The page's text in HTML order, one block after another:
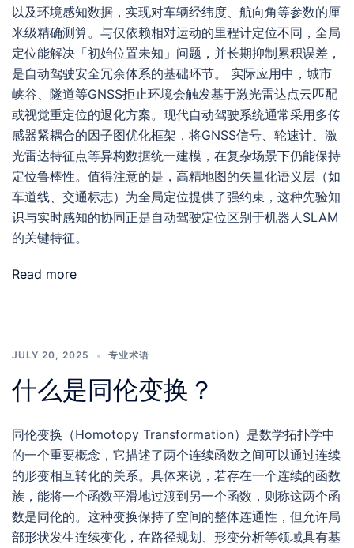
以及环境感知数据，实现对车辆经纬度、航向角等参数的厘
米级精确测算。与仅依赖相对运动的里程计定位不同，全局
定位能解决「初始位置未知」问题，并长期抑制累积误差，
是自动驾驶安全冗余体系的基础环节。 实际应用中，城市
峡谷、隧道等GNSS拒止环境会触发基于激光雷达点云匹配
或视觉重定位的退化方案。现代自动驾驶系统通常采用多传
感器紧耦合的因子图优化框架，将GNSS信号、轮速计、激
光雷达特征点等异构数据统一建模，在复杂场景下仍能保持
定位鲁棒性。值得注意的是，高精地图的矢量化语义层（如
车道线、交通标志）为全局定位提供了强约束，这种先验知
识与实时感知的协同正是自动驾驶定位区别于机器人SLAM
的关键特征。
Read more
JULY 20, 2025 专业术语
什么是同伦变换？
同伦变换（Homotopy Transformation）是数学拓扑学中
的一个重要概念，它描述了两个连续函数之间可以通过连续
的形变相互转化的关系。具体来说，若存在一个连续的函数
族，能将一个函数平滑地过渡到另一个函数，则称这两个函
数是同伦的。这种变换保持了空间的整体连通性，但允许局
部形状发生连续变化，在路径规划、形变分析等领域具有基